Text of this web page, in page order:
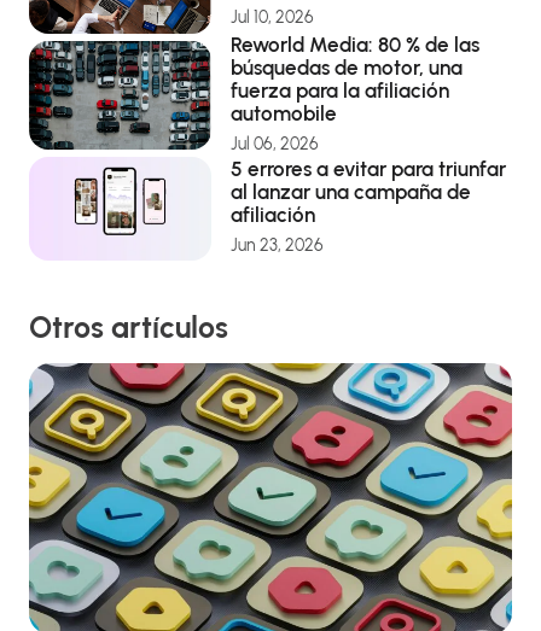
Jul 10, 2026
Reworld Media: 80 % de las
búsquedas de motor, una
fuerza para la afiliación
automobile
Jul 06, 2026
5 errores a evitar para triunfar
al lanzar una campaña de
afiliación
Jun 23, 2026
Otros artículos